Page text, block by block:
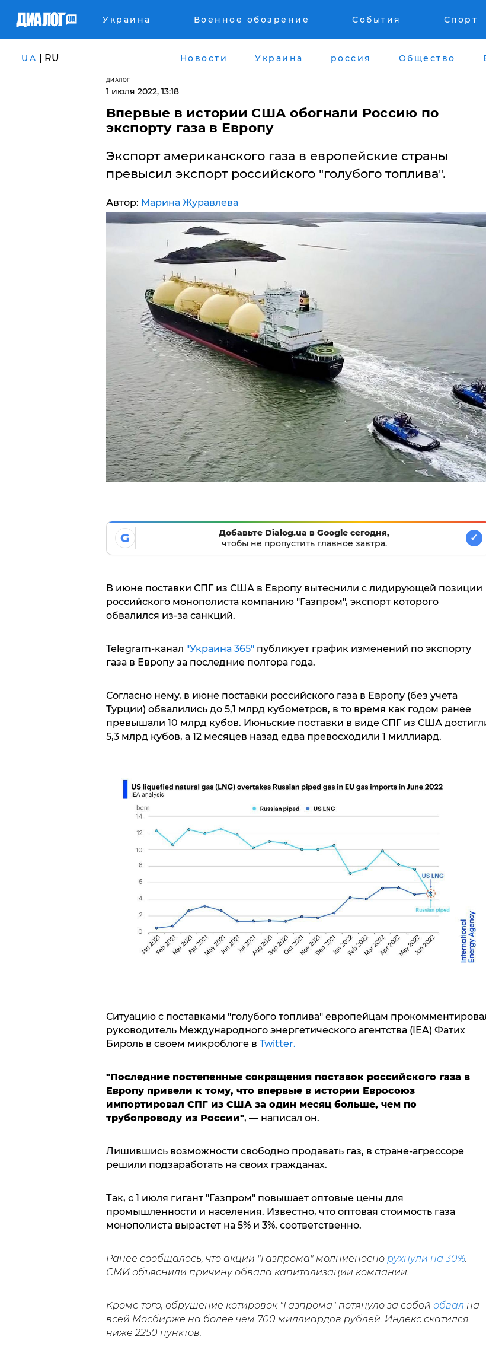
Украина Военное обозрение События Спорт
UA | RU Новости Украина россия Общество
ДИАЛОГ
1 июля 2022, 13:18
Впервые в истории США обогнали Россию по
экспорту газа в Европу
​Экспорт американского газа в европейские страны
превысил экспорт российского "голубого топлива".
Автор: Марина Журавлева
G
Добавьте Dialog.ua в Google сегодня,
чтобы не пропустить главное завтра.
✓
В июне поставки СПГ из США в Европу вытеснили с лидирующей позиции
российского монополиста компанию "Газпром", экспорт которого
обвалился из-за санкций.
Telegram-канал "Украина 365"публикует график изменений по экспорту
газа в Европу за последние полтора года.
Согласно нему, в июне поставки российского газа в Европу (без учета
Турции) обвалились до 5,1 млрд кубометров, в то время как годом ранее
превышали 10 млрд кубов. Июньские поставки в виде СПГ из США
5,3 млрд кубов, а 12 месяцев назад едва превосходили 1 миллиард.
Ситуацию с поставками "голубого топлива" европейцам
руководитель Международного энергетического агентства (IEA) Фатих
Бироль в своем микроблоге в Twitter.
"Последние постепенные сокращения поставок российского газа в
Европу привели к тому, что впервые в истории Евросоюз
импортировал СПГ из США за один месяц больше, чем по
трубопроводу из России", — написал он.
Лишившись возможности свободно продавать газ, в стране-агрессоре
решили подзаработать на своих гражданах.
Так, с 1 июля гигант "Газпром" повышает оптовые цены для
промышленности и населения. Известно, что оптовая стоимость газа
монополиста вырастет на 5% и 3%, соответственно.
Ранее сообщалось, что акции "Газпрома" молниеносно рухнули на 30%.
СМИ объяснили причину обвала капитализации компании.
Кроме того, обрушение котировок "Газпрома" потянуло за собой обвал на
всей Мосбирже на более чем 700 миллиардов рублей. Индекс скатился
ниже 2250 пунктов.